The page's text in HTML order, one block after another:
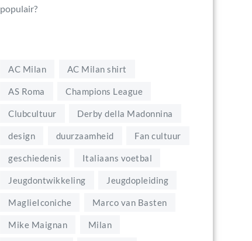
populair?
AC Milan AC Milan shirt
AS Roma Champions League
Clubcultuur Derby della Madonnina
design duurzaamheid Fan cultuur
geschiedenis Italiaans voetbal
Jeugdontwikkeling Jeugdopleiding
MaglieIconiche Marco van Basten
Mike Maignan Milan